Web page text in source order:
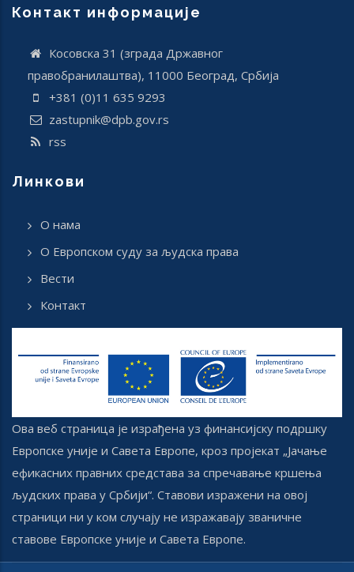
Контакт информације
Косовска 31 (зграда Државног
правобранилаштва), 11000 Београд, Србија
+381 (0)11 635 9293
zastupnik@dpb.gov.rs
rss
Линкови
О нама
О Европском суду за људска права
Вести
Контакт
Ова веб страница је израђена уз финансијску подршку
Европске уније и Савета Европе, кроз пројекат „Јачање
ефикасних правних средстава за спречавање кршења
људских права у Србији“. Ставови изражени на овој
страници ни у ком случају не изражавају званичне
ставове Европске уније и Савета Европе.